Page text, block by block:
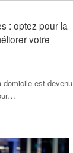
: optez pour la
votre
domicile est devenu